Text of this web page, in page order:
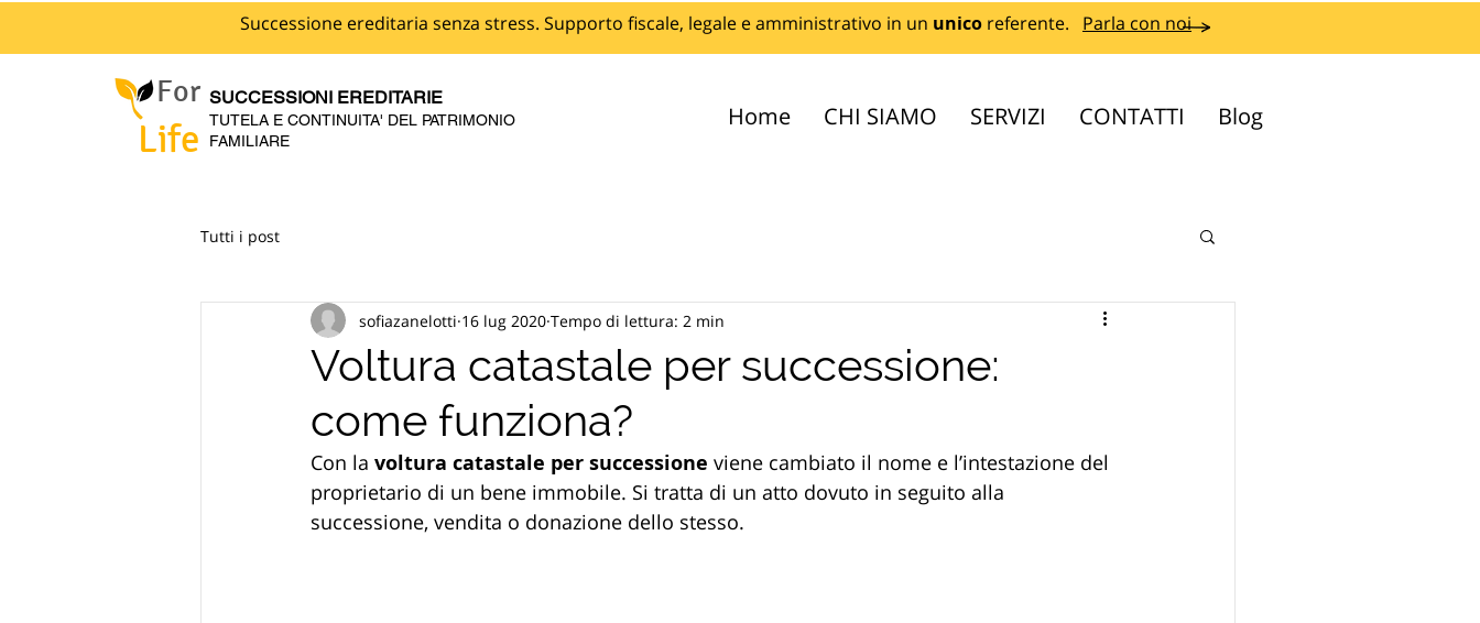
Successione ereditaria senza stress. Supporto fiscale, legale e amministrativo in un unico referente. Parla con noi
For
Life
SUCCESSIONI EREDITARIE
TUTELA E CONTINUITA' DEL PATRIMONIO
FAMILIARE
Home CHI SIAMO SERVIZI CONTATTI Blog
Tutti i post
Voltura catastale per successione:
come funziona?
sofiazanelotti 16 lug 2020 Tempo di lettura: 2 min
Con la voltura catastale per successione viene cambiato il nome e l’intestazione del
proprietario di un bene immobile. Si tratta di un atto dovuto in seguito alla
successione, vendita o donazione dello stesso.